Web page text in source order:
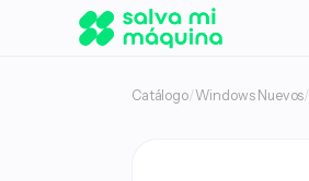
Catálogo/ Windows Nuevos/